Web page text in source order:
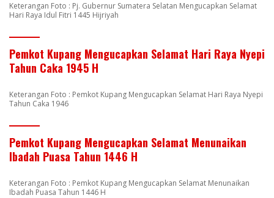
Keterangan Foto : Pj. Gubernur Sumatera Selatan Mengucapkan Selamat
Hari Raya Idul Fitri 1445 Hijriyah
Pemkot Kupang Mengucapkan Selamat Hari Raya Nyepi
Tahun Caka 1945 H
Keterangan Foto : Pemkot Kupang Mengucapkan Selamat Hari Raya Nyepi
Tahun Caka 1946
Pemkot Kupang Mengucapkan Selamat Menunaikan
Ibadah Puasa Tahun 1446 H
Keterangan Foto : Pemkot Kupang Mengucapkan Selamat Menunaikan
Ibadah Puasa Tahun 1446 H